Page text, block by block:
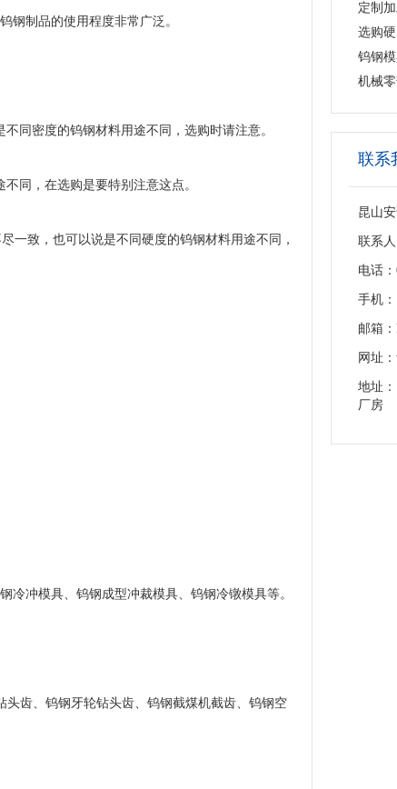
制品的使用程度非常广泛。
同密度的钨钢材料用途不同，选购时请注意。
同，在选购是要特别注意这点。
致，也可以说是不同硬度的钨钢材料用途不同，
冲模具、钨钢成型冲裁模具、钨钢冷镦模具等。
齿、钨钢牙轮钻头齿、钨钢截煤机截齿、钨钢空
钨钢
联系
昆山
联系
电话：
手机：
邮箱
网址
地址
厂房